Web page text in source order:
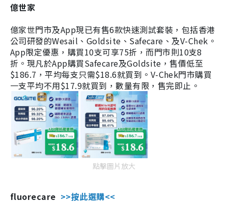
億世家
億家世門市及App現已有售6款快速測試套裝，包括香港
公司研發的Wesail、Goldsite、Safecare、及V-Chek。
App限定優惠，購買10支可享75折，而門市則10支8
折。現凡於App購買Safecare及Goldsite，售價低至
$186.7，平均每支只需$18.6就買到。V-Chek門市購買
一支平均不用$17.9就買到，數量有限，售完即止。
點擊圖片放大
fluorecare >>按此選購<<